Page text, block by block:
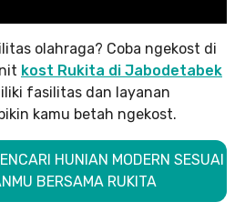
olahraga? Coba ngekost di
kost Rukita di Jabodetabek
fasilitas dan layanan
kamu betah ngekost.
HUNIAN MODERN SESUAI
BERSAMA RUKITA